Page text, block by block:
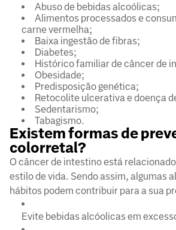
Abuso de bebidas alcoólicas;
Alimentos processados e
carne vermelha;
Baixa ingestão de fibras;
Diabetes;
Histórico familiar de câncer de
Obesidade;
Predisposição genética;
Retocolite ulcerativa e doença
Sedentarismo;
Tabagismo.
Existem formas de
colorretal?
O câncer de intestino está
estilo de vida. Sendo assim, algumas
hábitos podem contribuir para a sua
Evite bebidas alcóolicas em